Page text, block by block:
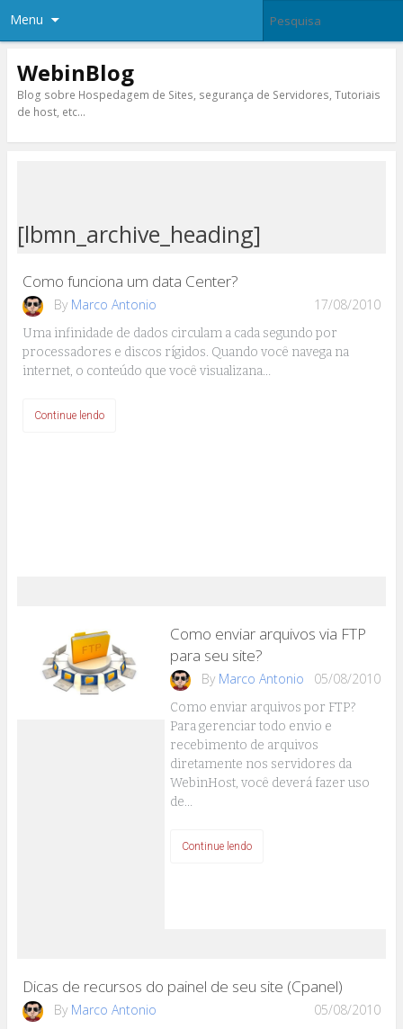
Menu
WebinBlog
Blog sobre Hospedagem de Sites, segurança de Servidores, Tutoriais
de host, etc…
[lbmn_archive_heading]
Como funciona um data Center?
By Marco Antonio 17/08/2010
Uma infinidade de dados circulam a cada segundo por
processadores e discos rígidos. Quando você navega na
internet, o conteúdo que você visualizana…
Continue lendo
Como enviar arquivos via FTP
para seu site?
By Marco Antonio 05/08/2010
Como enviar arquivos por FTP?
Para gerenciar todo envio e
recebimento de arquivos
diretamente nos servidores da
WebinHost, você deverá fazer uso
de…
Continue lendo
Dicas de recursos do painel de seu site (Cpanel)
By Marco Antonio 05/08/2010